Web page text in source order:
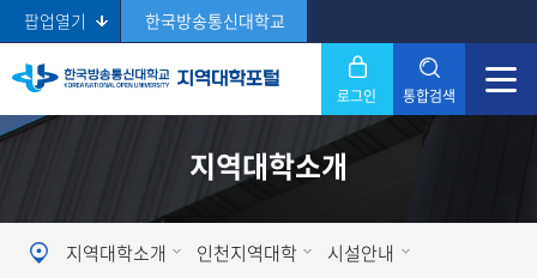
팝업열기 한국방송통신대학교
로그인 통합검색
Search 지역대학소개
지역대학소개 인천지역대학 시설안내